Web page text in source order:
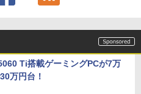
Ti搭載ゲーミングPCが7万
万円台！